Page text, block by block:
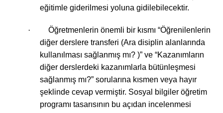
eğitimle giderilmesi yoluna gidilebilecektir.
·
Öğretmenlerin önemli bir kısmı “Öğrenilenlerin
diğer derslere transferi (Ara disiplin alanlarında
kullanılması sağlanmış mı? )” ve “Kazanımların
diğer derslerdeki kazanımlarla bütünleşmesi
sağlanmış mı?” sorularına kısmen veya hayır
şeklinde cevap vermiştir. Sosyal bilgiler öğretim
programı tasarısının bu açıdan incelenmesi